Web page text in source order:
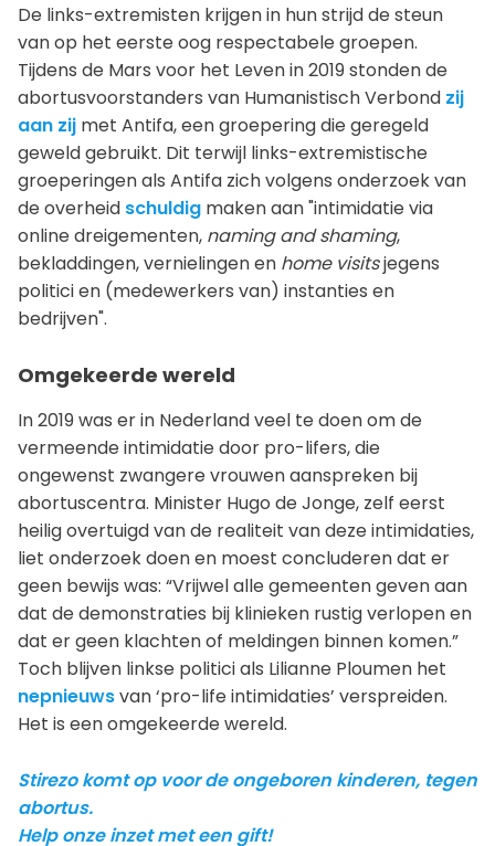
De links-extremisten krijgen in hun strijd de steun
van op het eerste oog respectabele groepen.
Tijdens de Mars voor het Leven in 2019 stonden de
abortusvoorstanders van Humanistisch Verbond zij
aan zij met Antifa, een groepering die geregeld
geweld gebruikt. Dit terwijl links-extremistische
groeperingen als Antifa zich volgens onderzoek van
de overheid schuldig maken aan "intimidatie via
online dreigementen, naming and shaming,
bekladdingen, vernielingen en home visitsjegens
politici en (medewerkers van) instanties en
bedrijven".
Omgekeerde wereld
In 2019 was er in Nederland veel te doen om de
vermeende intimidatie door pro-lifers, die
ongewenst zwangere vrouwen aanspreken bij
abortuscentra. Minister Hugo de Jonge, zelf eerst
heilig overtuigd van de realiteit van deze intimidaties,
liet onderzoek doen en moest concluderen dat er
geen bewijs was: “Vrijwel alle gemeenten geven aan
dat de demonstraties bij klinieken rustig verlopen en
dat er geen klachten of meldingen binnen komen.”
Toch blijven linkse politici als Lilianne Ploumen het
nepnieuwsvan ‘pro-life intimidaties’ verspreiden.
Het is een omgekeerde wereld.
Stirezo komt op voor de ongeboren kinderen, tegen
abortus.
Help onze inzet met een gift!